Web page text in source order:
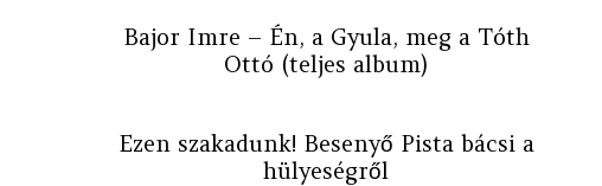
Bajor Imre – Én, a Gyula, meg a Tóth
Ottó (teljes album)
Ezen szakadunk! Besenyő Pista bácsi a
hülyeségről